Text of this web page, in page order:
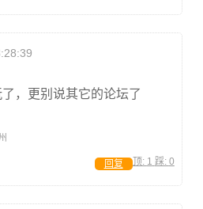
，更别说其它的论坛了
顶: 1 踩: 0
回复